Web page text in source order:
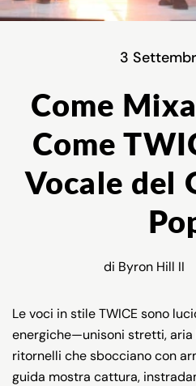
3
Come
Come
Vocale del
di Byron Hill II
Le voci in stile TWICE sono
energiche—unisoni stretti, aria
ritornelli che sbocciano con
guida mostra cattura,